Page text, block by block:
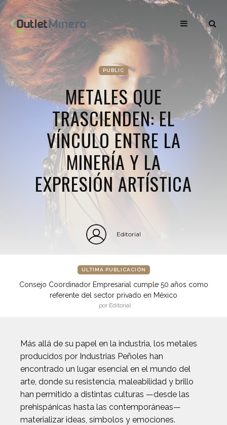
PUBLIC
METALES QUE
TRASCIENDEN: EL
VÍNCULO ENTRE LA
MINERÍA Y LA
EXPRESIÓN ARTÍSTICA
Editorial
ÚLTIMA PUBLICACIÓN
Consejo Coordinador Empresarial cumple 50 años como
referente del sector privado en México
por Editorial
Más allá de su papel en la industria, los metales
producidos por Industrias Peñoles han
encontrado un lugar esencial en el mundo del
arte, donde su resistencia, maleabilidad y brillo
han permitido a distintas culturas —desde las
prehispánicas hasta las contemporáneas—
materializar ideas, símbolos y emociones.